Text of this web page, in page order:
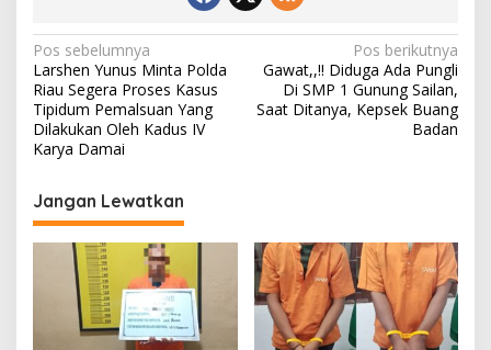
N
a
v
i
a
s
o
Pos sebelumnya
Larshen Yunus Minta Polda
Riau Segera Proses Kasus
Tipidum Pemalsuan Yang
Dilakukan Oleh Kadus IV
Karya Damai
Pos berikutnya
Gawat,,!! Diduga Ada Pungli
Di SMP 1 Gunung Sailan,
Saat Ditanya, Kepsek Buang
Badan
Jangan Lewatkan